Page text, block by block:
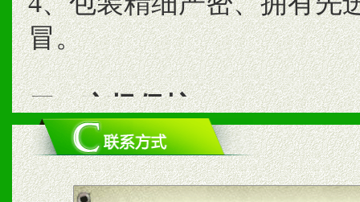
冒。
二、市场保护
1、统一市场价格；建立全
商利润。